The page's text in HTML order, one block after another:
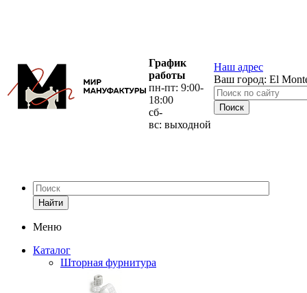
График
работы
пн-пт: 9:00-
18:00
сб-
вс: выходной
Наш адрес
Ваш город: El
Найти
Меню
Каталог
Шторная фурнитура